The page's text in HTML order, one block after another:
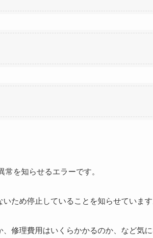
を知らせるエラーです。
ため停止していることを知らせています
修理費用はいくらかかるのか、など気